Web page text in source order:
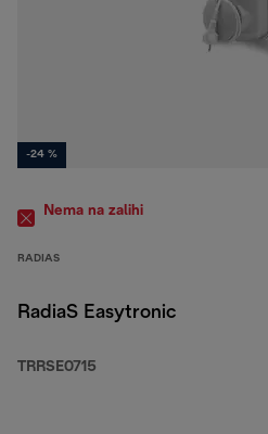
-24 %
Nema na zalihi
RADIAS
RadiaS Easytronic
TRRSE0715